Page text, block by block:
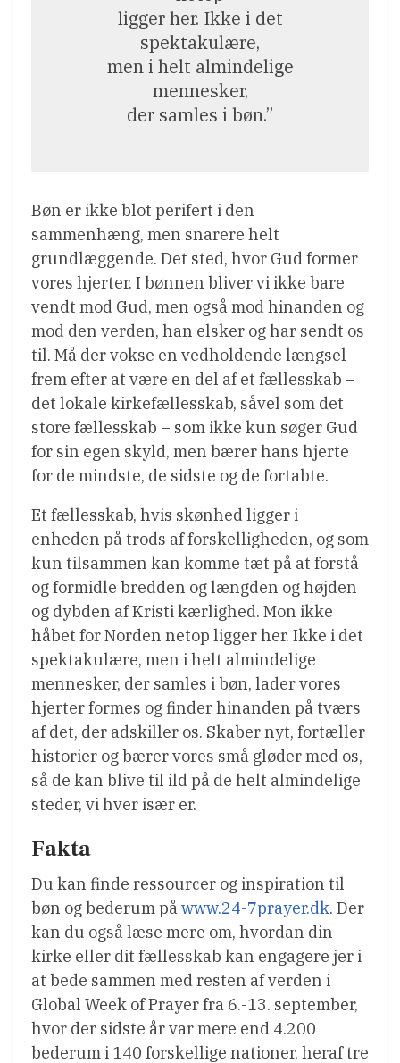
ligger her. Ikke i det
spektakulære,
men i helt almindelige
mennesker,
der samles i bøn.”
Bøn er ikke blot perifert i den
sammenhæng, men snarere helt
grundlæggende. Det sted, hvor Gud former
vores hjerter. I bønnen bliver vi ikke bare
vendt mod Gud, men også mod hinanden og
mod den verden, han elsker og har sendt os
til. Må der vokse en vedholdende længsel
frem efter at være en del af et fællesskab –
det lokale kirkefællesskab, såvel som det
store fællesskab – som ikke kun søger Gud
for sin egen skyld, men bærer hans hjerte
for de mindste, de sidste og de fortabte.
Et fællesskab, hvis skønhed ligger i
enheden på trods af forskelligheden, og som
kun tilsammen kan komme tæt på at forstå
og formidle bredden og længden og højden
og dybden af Kristi kærlighed. Mon ikke
håbet for Norden netop ligger her. Ikke i det
spektakulære, men i helt almindelige
mennesker, der samles i bøn, lader vores
hjerter formes og finder hinanden på tværs
af det, der adskiller os. Skaber nyt, fortæller
historier og bærer vores små gløder med os,
så de kan blive til ild på de helt almindelige
steder, vi hver især er.
Fakta
Du kan finde ressourcer og inspiration til
bøn og bederum på www.24-7prayer.dk. Der
kan du også læse mere om, hvordan din
kirke eller dit fællesskab kan engagere jer i
at bede sammen med resten af verden i
Global Week of Prayer fra 6.-13. september,
hvor der sidste år var mere end 4.200
bederum i 140 forskellige nationer, heraf tre